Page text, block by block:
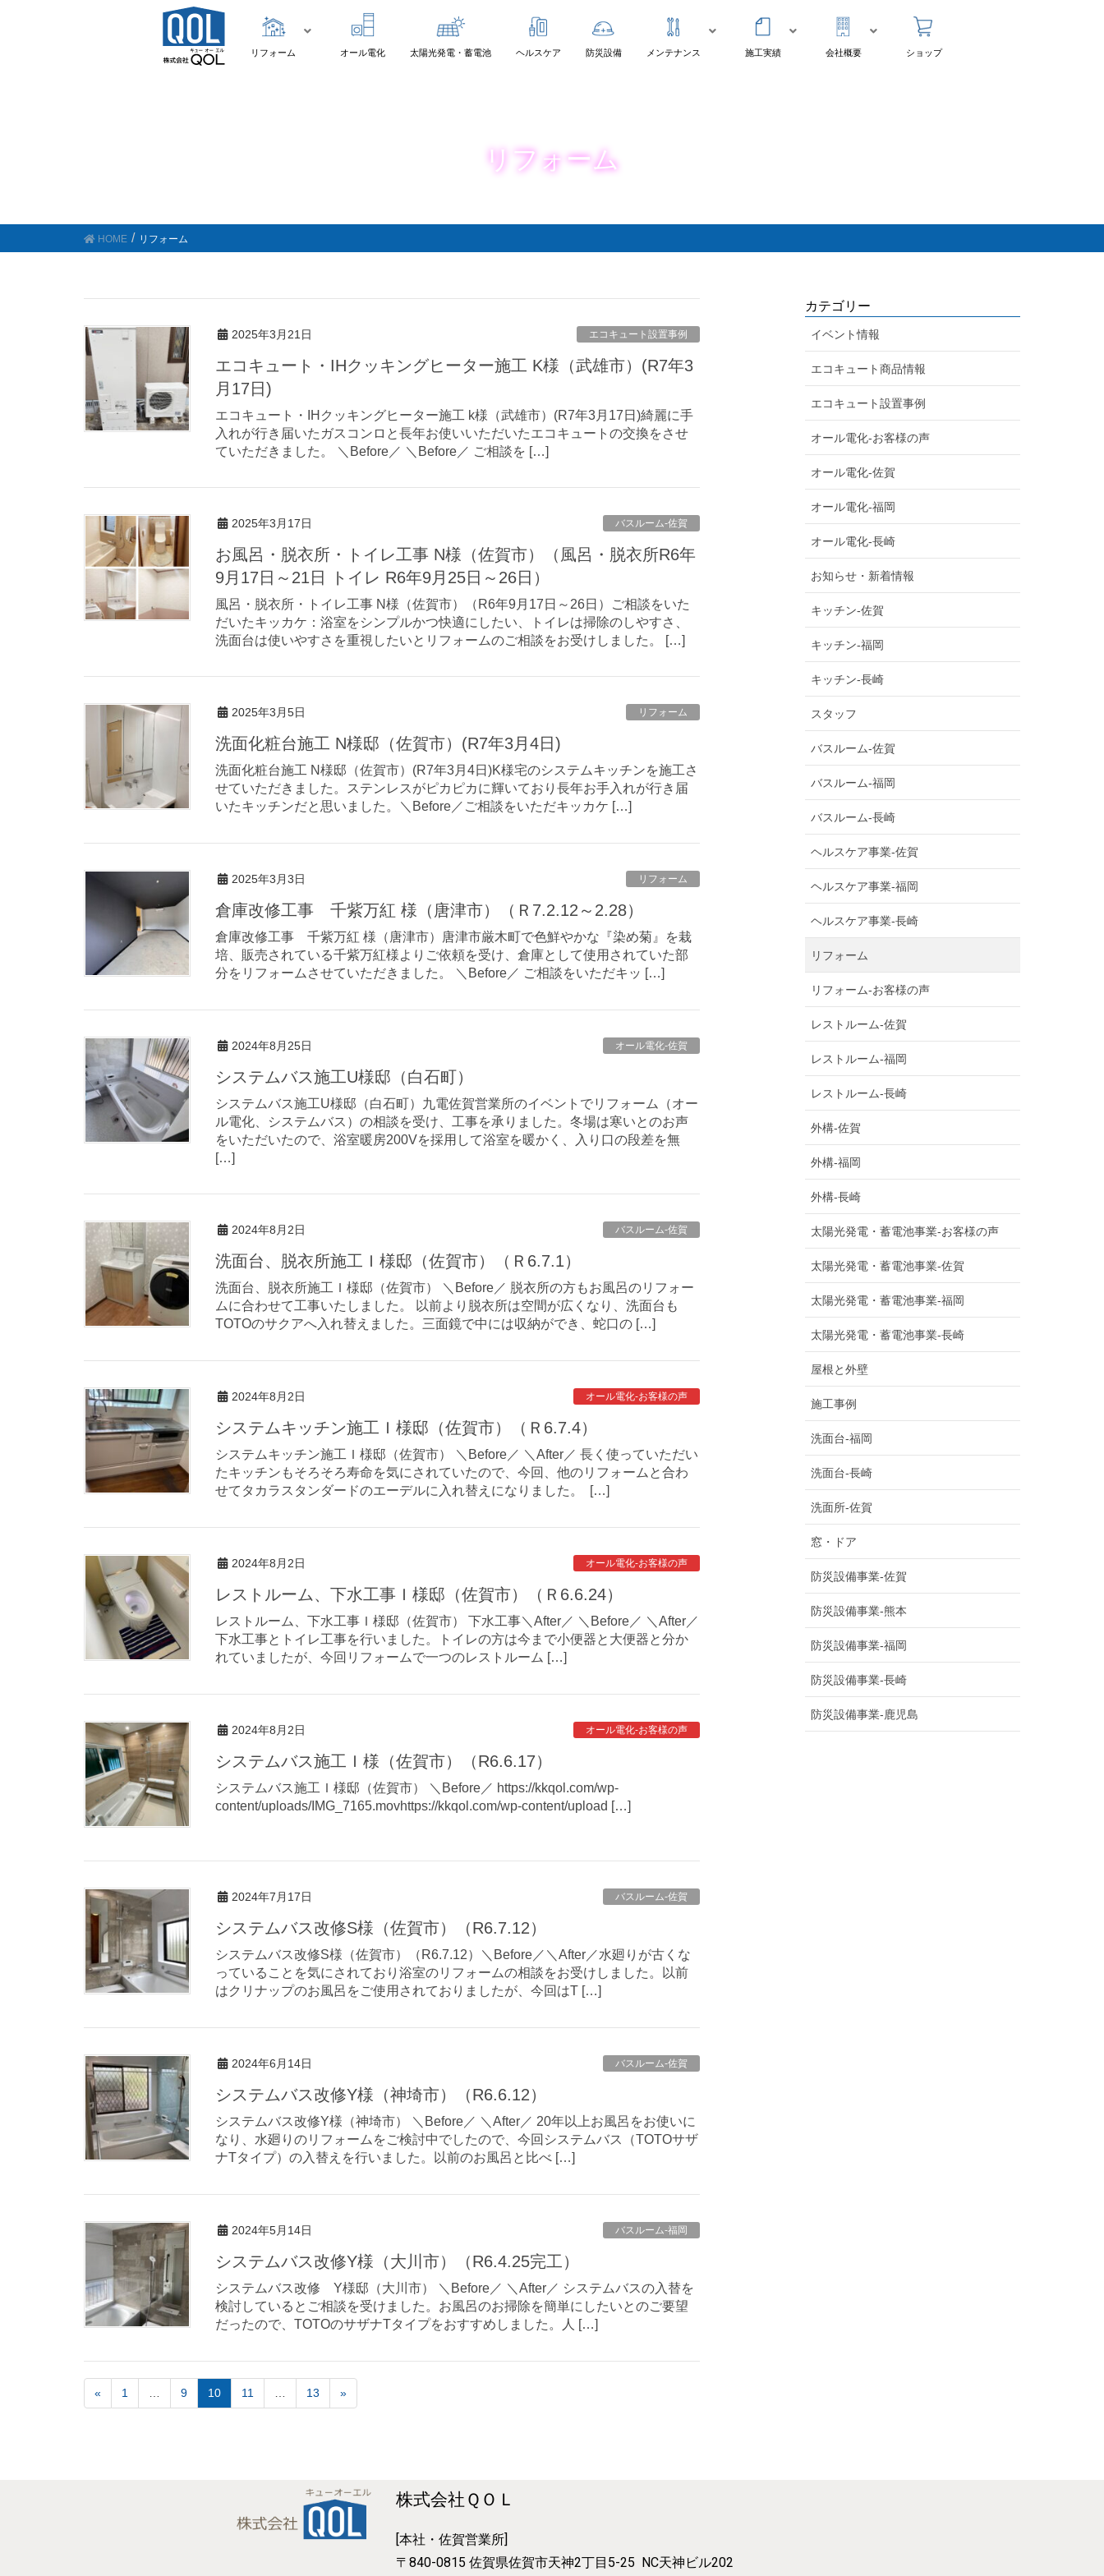
リフォーム オール電化 太陽光発電・蓄電池 ヘルスケア 防災設備 メンテナンス 施工実績 会社概要 ショップ
リフォーム
HOME リフォーム
2025年3月21日 エコキュート設置事例
エコキュート・IHクッキングヒーター施工 K様（武雄市）(R7年3
月17日)
エコキュート・IHクッキングヒーター施工 k様（武雄市）(R7年3月17日)綺麗に手
入れが行き届いたガスコンロと長年お使いいただいたエコキュートの交換をさせ
ていただきました。 ＼Before／ ＼Before／ ご相談を […]
2025年3月17日 バスルーム-佐賀
お風呂・脱衣所・トイレ工事 N様（佐賀市）（風呂・脱衣所R6年
9月17日～21日 トイレ R6年9月25日～26日）
風呂・脱衣所・トイレ工事 N様（佐賀市）（R6年9月17日～26日）ご相談をいた
だいたキッカケ：浴室をシンプルかつ快適にしたい、トイレは掃除のしやすさ、
洗面台は使いやすさを重視したいとリフォームのご相談をお受けしました。 […]
2025年3月5日 リフォーム
洗面化粧台施工 N様邸（佐賀市）(R7年3月4日)
洗面化粧台施工 N様邸（佐賀市）(R7年3月4日)K様宅のシステムキッチンを施工さ
せていただきました。ステンレスがピカピカに輝いており長年お手入れが行き届
いたキッチンだと思いました。＼Before／ご相談をいただキッカケ […]
2025年3月3日 リフォーム
倉庫改修工事 千紫万紅 様（唐津市）（Ｒ7.2.12～2.28）
倉庫改修工事 千紫万紅 様（唐津市）唐津市厳木町で色鮮やかな『染め菊』を栽
培、販売されている千紫万紅様よりご依頼を受け、倉庫として使用されていた部
分をリフォームさせていただきました。 ＼Before／ ご相談をいただキッ […]
2024年8月25日 オール電化-佐賀
システムバス施工U様邸（白石町）
システムバス施工U様邸（白石町）九電佐賀営業所のイベントでリフォーム（オー
ル電化、システムバス）の相談を受け、工事を承りました。冬場は寒いとのお声
をいただいたので、浴室暖房200Vを採用して浴室を暖かく、入り口の段差を無
[…]
2024年8月2日 バスルーム-佐賀
洗面台、脱衣所施工Ｉ様邸（佐賀市）（Ｒ6.7.1）
洗面台、脱衣所施工Ｉ様邸（佐賀市） ＼Before／ 脱衣所の方もお風呂のリフォー
ムに合わせて工事いたしました。 以前より脱衣所は空間が広くなり、洗面台も
TOTOのサクアへ入れ替えました。三面鏡で中には収納ができ、蛇口の […]
2024年8月2日 オール電化-お客様の声
システムキッチン施工Ｉ様邸（佐賀市）（Ｒ6.7.4）
システムキッチン施工Ｉ様邸（佐賀市） ＼Before／ ＼After／ 長く使っていただい
たキッチンもそろそろ寿命を気にされていたので、今回、他のリフォームと合わ
せてタカラスタンダードのエーデルに入れ替えになりました。 […]
2024年8月2日 オール電化-お客様の声
レストルーム、下水工事Ｉ様邸（佐賀市）（Ｒ6.6.24）
レストルーム、下水工事Ｉ様邸（佐賀市） 下水工事＼After／ ＼Before／ ＼After／
下水工事とトイレ工事を行いました。トイレの方は今まで小便器と大便器と分か
れていましたが、今回リフォームで一つのレストルーム […]
2024年8月2日 オール電化-お客様の声
システムバス施工Ｉ様（佐賀市）（R6.6.17）
システムバス施工Ｉ様邸（佐賀市） ＼Before／ https://kkqol.com/wp-
content/uploads/IMG_7165.movhttps://kkqol.com/wp-content/upload […]
2024年7月17日 バスルーム-佐賀
システムバス改修S様（佐賀市）（R6.7.12）
システムバス改修S様（佐賀市）（R6.7.12）＼Before／＼After／水廻りが古くな
っていることを気にされており浴室のリフォームの相談をお受けしました。以前
はクリナップのお風呂をご使用されておりましたが、今回はT […]
2024年6月14日 バスルーム-佐賀
システムバス改修Y様（神埼市）（R6.6.12）
システムバス改修Y様（神埼市） ＼Before／ ＼After／ 20年以上お風呂をお使いに
なり、水廻りのリフォームをご検討中でしたので、今回システムバス（TOTOサザ
ナTタイプ）の入替えを行いました。以前のお風呂と比べ […]
2024年5月14日 バスルーム-福岡
システムバス改修Y様（大川市）（R6.4.25完工）
システムバス改修 Y様邸（大川市） ＼Before／ ＼After／ システムバスの入替を
検討しているとご相談を受けました。お風呂のお掃除を簡単にしたいとのご要望
だったので、TOTOのサザナTタイプをおすすめしました。人 […]
« 1 9 10 11 13 »
カテゴリー
イベント情報
エコキュート商品情報
エコキュート設置事例
オール電化-お客様の声
オール電化-佐賀
オール電化-福岡
オール電化-長崎
お知らせ・新着情報
キッチン-佐賀
キッチン-福岡
キッチン-長崎
スタッフ
バスルーム-佐賀
バスルーム-福岡
バスルーム-長崎
ヘルスケア事業-佐賀
ヘルスケア事業-福岡
ヘルスケア事業-長崎
リフォーム
リフォーム-お客様の声
レストルーム-佐賀
レストルーム-福岡
レストルーム-長崎
外構-佐賀
外構-福岡
外構-長崎
太陽光発電・蓄電池事業-お客様の声
太陽光発電・蓄電池事業-佐賀
太陽光発電・蓄電池事業-福岡
太陽光発電・蓄電池事業-長崎
屋根と外壁
施工事例
洗面台-福岡
洗面台-長崎
洗面所-佐賀
窓・ドア
防災設備事業-佐賀
防災設備事業-熊本
防災設備事業-福岡
防災設備事業-長崎
防災設備事業-鹿児島
株式会社ＱＯＬ
[本社・佐賀営業所]
〒840-0815佐賀県佐賀市天神2丁目5-25 NC天神ビル202